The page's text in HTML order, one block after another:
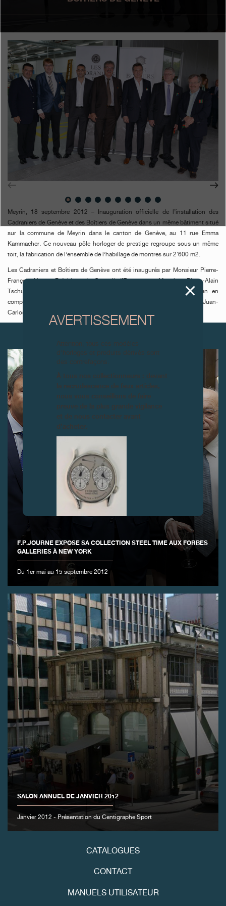
Boutiques
Catalogue
Contact
Search
Rechercher
FRANÇAIS ENGLISH 日本語 简体中文
Meyrin, 18 septembre 2012 – Inauguration officielle de l’installation des
Cadraniers de Genève et des Boîtiers de Genève dans un même bâtiment situé
sur la commune de Meyrin dans le canton de Genève, au 11 rue Emma
Kammacher. Ce nouveau pôle horloger de prestige regroupe sous un même
toit, la fabrication de l’ensemble de l’habillage de montres sur 2'600 m2.
Les Cadraniers et Boîtiers de Genève ont été inaugurés par Monsieur Pierre-
François Unger, Président du Conseil d’Etat, et par Monsieur Pierre-Alain
Tschudi, Maire de la Commune de Meyrin, qui ont coupé le ruban en
compagnie des Directeurs des deux Sociétés, François-Paul Journe et Juan-
Carlos Torres.
F.P.JOURNE EXPOSE SA COLLECTION STEEL TIME AUX FORBES
GALLERIES À NEW YORK
Du 1er mai au 15 septembre 2012
SALON ANNUEL DE JANVIER 2012
Janvier 2012 - Présentation du Centigraphe Sport
CATALOGUES
CONTACT
MANUELS UTILISATEUR
AVERTISSEMENT
À tous nos collectionneurs : devant
la recrudescence de faux articles,
nous vous conseillons de faire
preuve de la plus grande vigilance
et de nous contacter avant
d’acheter.
FAUX
FAUX